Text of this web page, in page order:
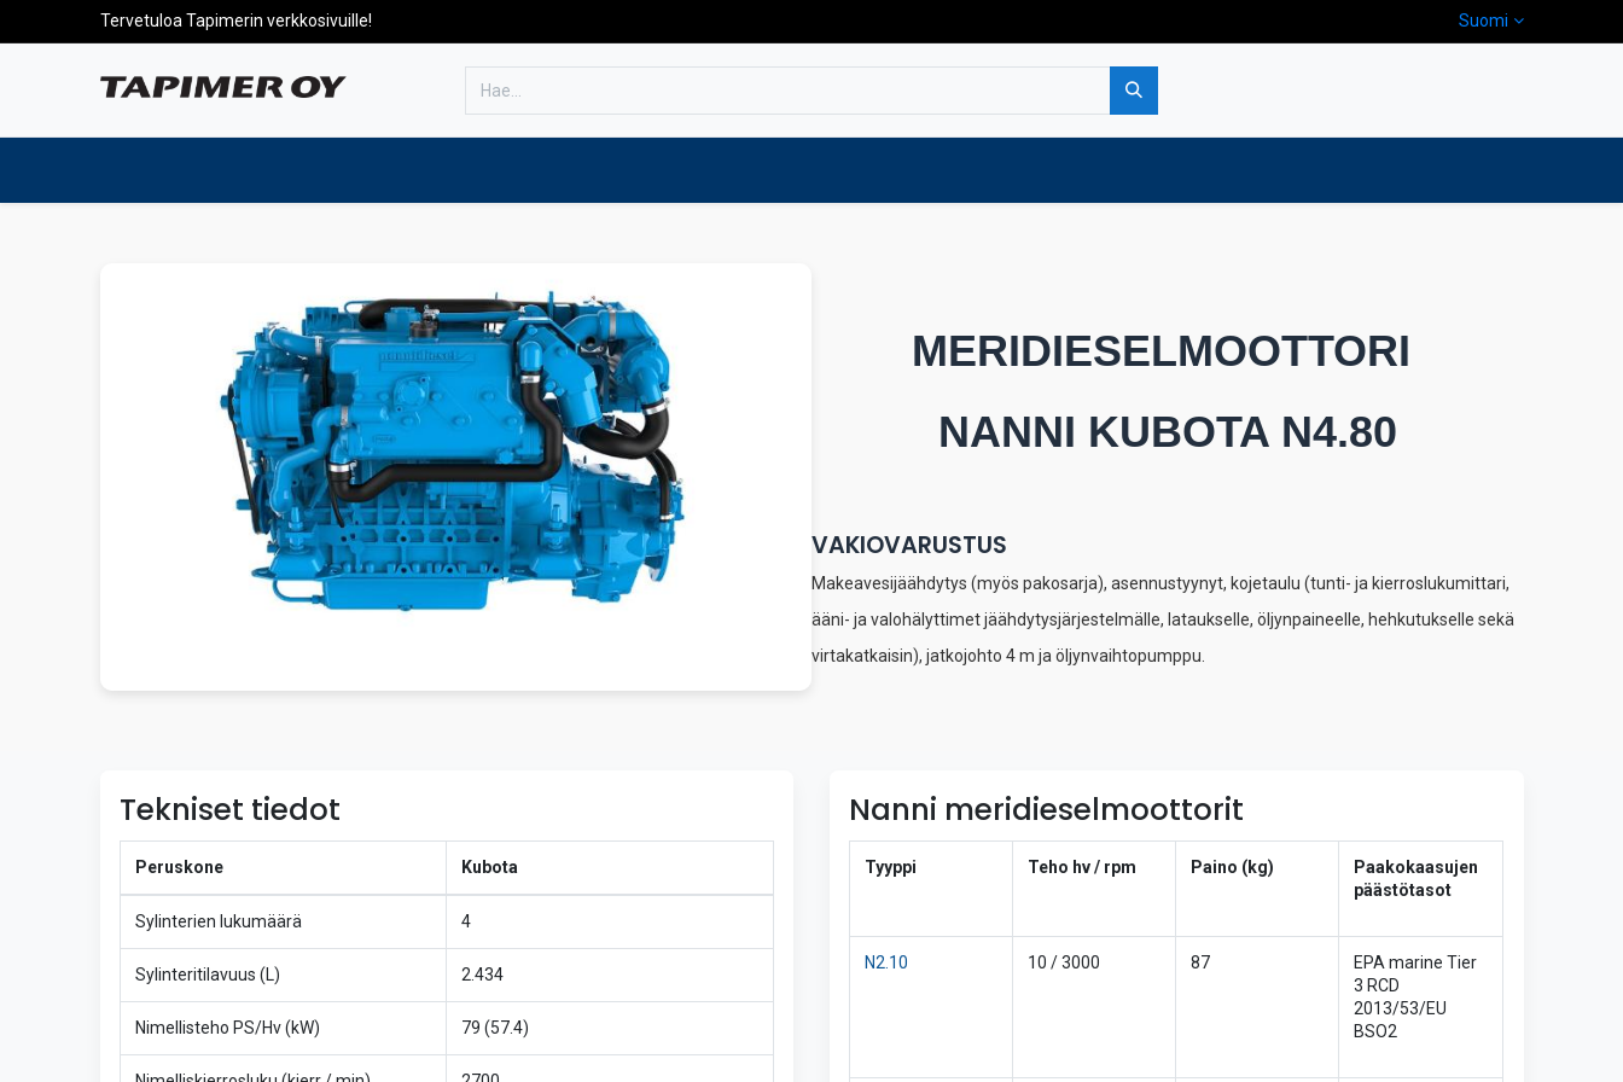
Tervetuloa Tapimerin verkkosivuille! Suomi
MERIDIESELMOOTTORI
NANNI KUBOTA N4.80
VAKIOVARUSTUS
Makeavesijäähdytys (myös pakosarja), asennustyynyt, kojetaulu (tunti- ja kierroslukumittari,
ääni- ja valohälyttimet jäähdytysjärjestelmälle, lataukselle, öljynpaineelle, hehkutukselle sekä
virtakatkaisin), jatkojohto 4 m ja öljynvaihtopumppu.
Tekniset tiedot
Peruskone Kubota
Sylinterien lukumäärä 4
Sylinteritilavuus (L) 2.434
Nimellisteho PS/Hv (kW) 79 (57.4)
Nanni meridieselmoottorit
Tyyppi Teho hv / rpm Paino (kg)
Paakokaasujen
päästötasot
N2.10 10 / 3000 87
EPA marine Tier
3 RCD
2013/53/EU
BSO2